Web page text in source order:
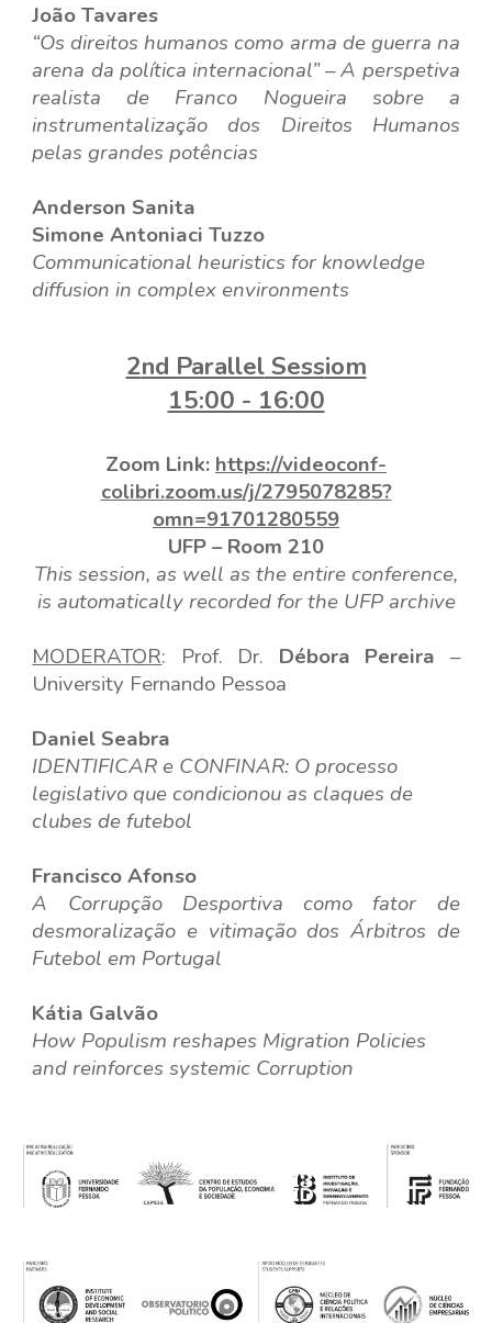
João Tavares
“Os direitos humanos como arma de guerra na
arena da política internacional” – A perspetiva
realista de Franco Nogueira sobre a
instrumentalização dos Direitos Humanos
pelas grandes potências
Anderson Sanita
Simone Antoniaci Tuzzo
Communicational heuristics for knowledge
diffusion in complex environments
2nd ParallelSessiom
15:00 - 16:00
Zoom Link: https://videoconf-
colibri.zoom.us/j/2795078285?
omn=91701280559
UFP –Room 210
This session, as well as the entire conference,
is automatically recorded for the UFP archive
MODERATOR: Prof. Dr. Débora Pereira –
University Fernando Pessoa
Daniel Seabra
IDENTIFICAR e CONFINAR: O processo
legislativo que condicionou as claques de
clubes de futebol
Francisco Afonso
A Corrupção Desportiva como fator de
desmoralização e vitimação dos Árbitros de
Futebol em Portugal
Kátia Galvão
How Populism reshapes Migration Policies
and reinforces systemic Corruption